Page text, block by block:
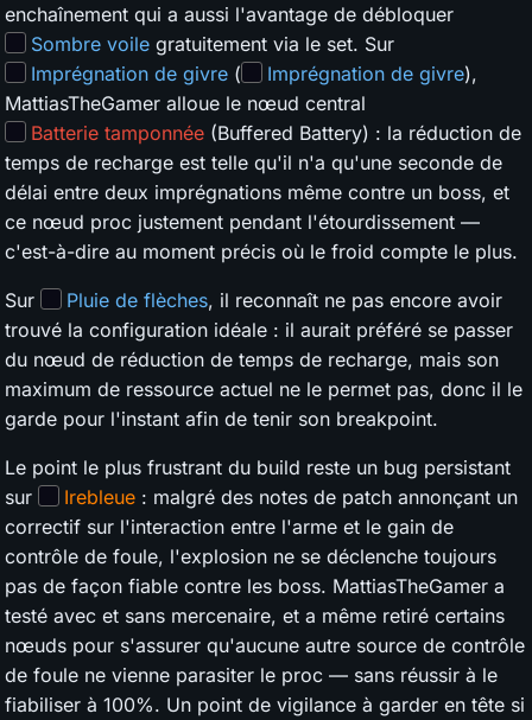
enchaînement qui a aussi l'avantage de débloquer
Sombre voile gratuitement via le set. Sur
Imprégnation de givre ( Imprégnation de givre),
MattiasTheGamer alloue le nœud central
Batterie tamponnée (Buffered Battery) : la réduction de
temps de recharge est telle qu'il n'a qu'une seconde de
délai entre deux imprégnations même contre un boss, et
ce nœud proc justement pendant l'étourdissement —
c'est-à-dire au moment précis où le froid compte le plus.
Sur Pluie de flèches, il reconnaît ne pas encore avoir
trouvé la configuration idéale : il aurait préféré se passer
du nœud de réduction de temps de recharge, mais son
maximum de ressource actuel ne le permet pas, donc il le
garde pour l'instant afin de tenir son breakpoint.
Le point le plus frustrant du build reste un bug persistant
sur
Irebleue : malgré des notes de patch annonçant un
correctif sur l'interaction entre l'arme et le gain de
contrôle de foule, l'explosion ne se déclenche toujours
pas de façon fiable contre les boss. MattiasTheGamer a
testé avec et sans mercenaire, et a même retiré certains
nœuds pour s'assurer qu'aucune autre source de contrôle
de foule ne vienne parasiter le proc — sans réussir à le
fiabiliser à 100%. Un point de vigilance à garder en tête si